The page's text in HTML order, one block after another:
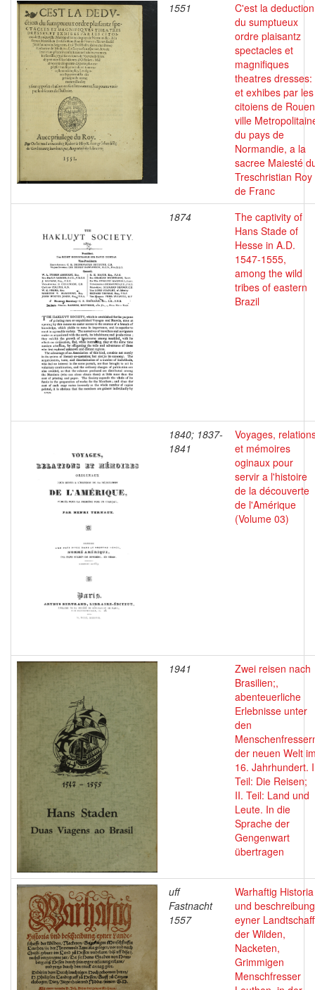
1551
C'est la deduction
du sumptueux
ordre plaisantz
spectacles et
magnifiques
theatres dresses:
et exhibes par les
citoiens de Rouen
ville
du pays de
Normandie, a la
sacree Maiesté
Treschristian Roy
de Franc
1874
The captivity of
Hans Stade of
Hesse in A.D.
1547-1555,
among the wild
tribes of eastern
Brazil
1840; 1837-
1841
Voyages,
et mémoires
oginaux pour
servir a l'histoire
de la découverte
de l'Amérique
(Volume 03)
1941
Zwei reisen nach
Brasilien;,
abenteuerliche
Erlebnisse unter
den
der neuen Welt
16. Jahrhundert.
Teil: Die Reisen;
II. Teil: Land und
Leute. In die
Sprache der
Gengenwart
übertragen
uff
Fastnacht
1557
Warhaftig Historia
und beschreibung
eyner
der Wilden,
Nacketen,
Grimmigen
Menschfresser